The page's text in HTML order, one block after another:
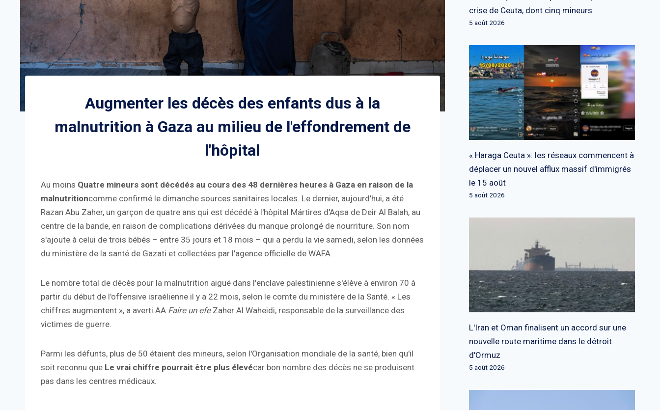
Augmenter les décès des enfants dus à la
malnutrition à Gaza au milieu de l'effondrement de
l'hôpital
Au moins Quatre mineurs sont décédés au cours des 48 dernières heures à Gaza en raison de la
malnutritioncomme confirmé le dimanche sources sanitaires locales. Le dernier, aujourd'hui, a été
Razan Abu Zaher, un garçon de quatre ans qui est décédé à l'hôpital Mártires d'Aqsa de Deir Al Balah, au
centre de la bande, en raison de complications dérivées du manque prolongé de nourriture. Son nom
s'ajoute à celui de trois bébés – entre 35 jours et 18 mois – qui a perdu la vie samedi, selon les données
du ministère de la santé de Gazati et collectées par l'agence officielle de WAFA.
Le nombre total de décès pour la malnutrition aiguë dans l'enclave palestinienne s'élève à environ 70 à
partir du début de l'offensive israélienne il y a 22 mois, selon le comte du ministère de la Santé. « Les
chiffres augmentent », a averti AA Faire un efeZaher Al Waheidi, responsable de la surveillance des
victimes de guerre.
Parmi les défunts, plus de 50 étaient des mineurs, selon l'Organisation mondiale de la santé, bien qu'il
soit reconnu que Le vrai chiffre pourrait être plus élevécar bon nombre des décès ne se produisent
pas dans les centres médicaux.
crise de Ceuta, dont cinq mineurs
5 août 2026
« Haraga Ceuta »: les réseaux commencent à
déplacer un nouvel afflux massif d'immigrés
le 15 août
5 août 2026
L'Iran et Oman finalisent un accord sur une
nouvelle route maritime dans le détroit
d'Ormuz
5 août 2026